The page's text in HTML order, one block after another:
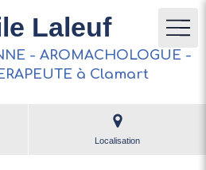
Laleuf
- AROMACHOLOGUE -
à Clamart
Localisation